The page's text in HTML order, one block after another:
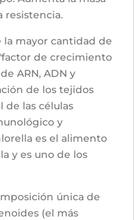
resistencia.
mayor cantidad de
de crecimiento
ARN, ADN y
de los tejidos
las células
y
es el alimento
y es uno de los
única de
(el más